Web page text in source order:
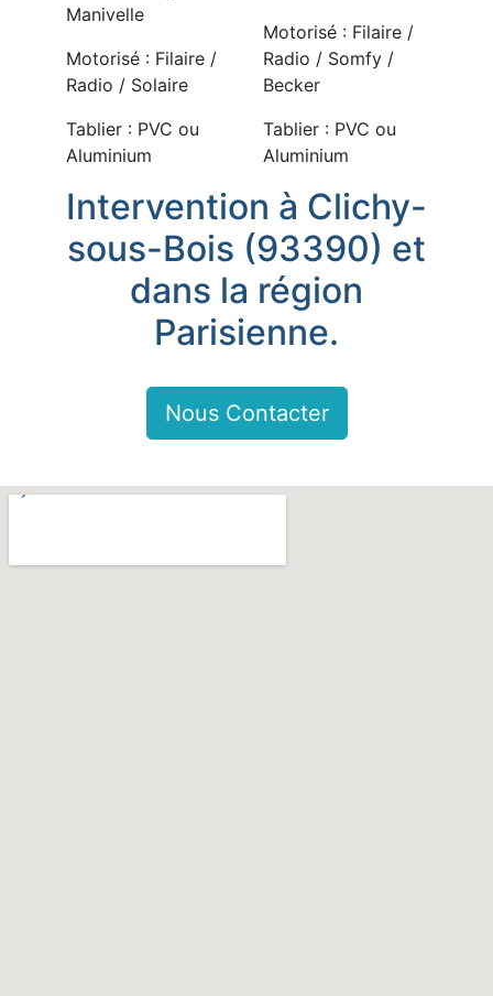
Manivelle
Motorisé : Filaire /
Radio / Solaire
Tablier : PVC ou
Aluminium
Motorisé : Filaire /
Radio / Somfy /
Becker
Tablier : PVC ou
Aluminium
Intervention à Clichy-
sous-Bois (93390) et
dans la région
Parisienne.
Nous Contacter